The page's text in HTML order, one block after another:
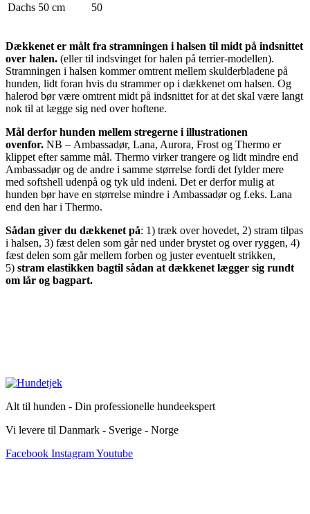
Dachs 50 cm 50
Dækkenet er målt fra stramningen i halsen til midt på indsnittet
over halen. (eller til indsvinget for halen på terrier-modellen).
Stramningen i halsen kommer omtrent mellem skulderbladene på
hunden, lidt foran hvis du strammer op i dækkenet om halsen. Og
halerod bør være omtrent midt på indsnittet for at det skal være langt
nok til at lægge sig ned over hoftene.
Mål derfor hunden mellem stregerne i illustrationen
ovenfor. NB – Ambassadør, Lana, Aurora, Frost og Thermo er
klippet efter samme mål. Thermo virker trangere og lidt mindre end
Ambassadør og de andre i samme størrelse fordi det fylder mere
med softshell udenpå og tyk uld indeni. Det er derfor mulig at
hunden bør have en størrelse mindre i Ambassadør og f.eks. Lana
end den har i Thermo.
Sådan giver du dækkenet på: 1) træk over hovedet, 2) stram tilpas
i halsen, 3) fæst delen som går ned under brystet og over ryggen, 4)
fæst delen som går mellem forben og juster eventuelt strikken,
5) stram elastikken bagtil sådan at dækkenet lægger sig rundt
om lår og bagpart.
Alt til hunden - Din professionelle hundeekspert
Vi levere til Danmark - Sverige - Norge
Facebook InstagramYoutube